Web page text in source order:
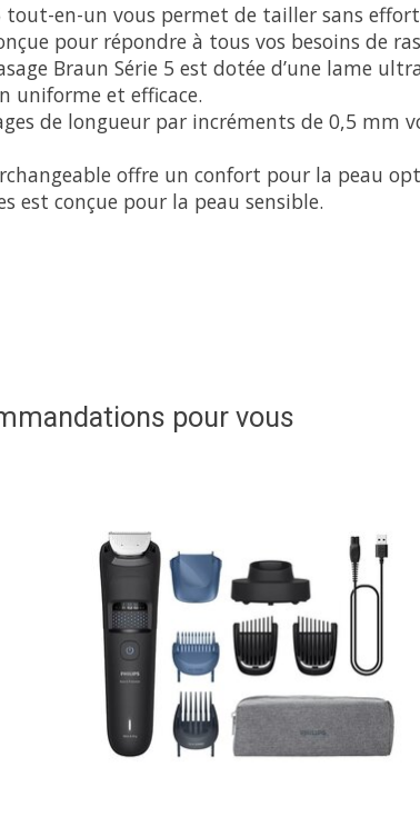
en-un vous permet de tailler sans
pour répondre à tous vos besoins de
Braun Série 5 est dotée d’une lame
uniforme et efficace.
de longueur par incréments de 0,5 mm
offre un confort pour la peau
est conçue pour la peau sensible.
pour vous